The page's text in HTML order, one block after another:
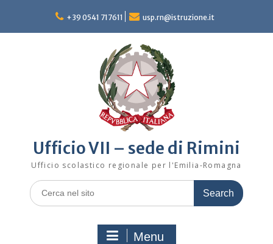
content
+39 0541 717611 usp.rn@istruzione.it
Ufficio VII – sede di Rimini
Ufficio scolastico regionale per l'Emilia-Romagna
Search
for:
Menu